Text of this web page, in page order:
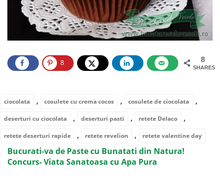
8
SHARES
8
ciocolata , cosulete cu crema cocos , cosulete de ciocolata ,
deserturi cu ciocolata , deserturi pasti , retete Delaco ,
retete deserturi rapide , retete revelion , retete valentine day
Bucurati-va de Paste cu Bunatati din Natura!
Concurs- Viata Sanatoasa cu Apa Pura